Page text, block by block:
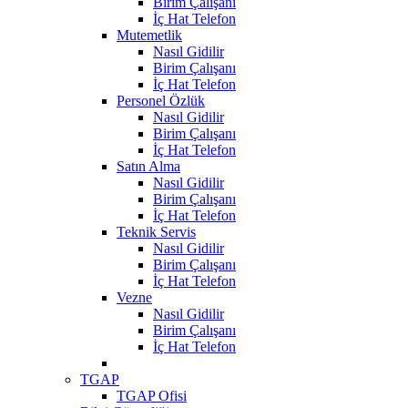
İç Hat Telefon
Mutemetlik
Nasıl Gidilir
Birim Çalışanı
İç Hat Telefon
Personel Özlük
Nasıl Gidilir
Birim Çalışanı
İç Hat Telefon
Satın Alma
Nasıl Gidilir
Birim Çalışanı
İç Hat Telefon
Teknik Servis
Nasıl Gidilir
Birim Çalışanı
İç Hat Telefon
Vezne
Nasıl Gidilir
Birim Çalışanı
İç Hat Telefon
TGAP
TGAP Ofisi